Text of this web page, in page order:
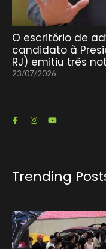
O escritório de
candidato à
RJ) emitiu três
23/07/2026
Trending